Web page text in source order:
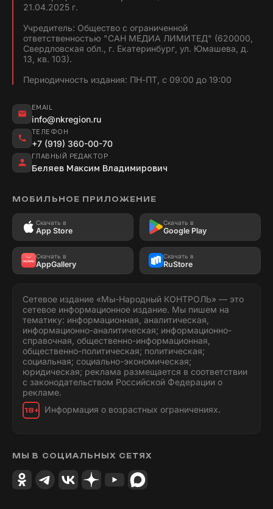
21.04.2025 г.
Учредитель: Общество с ограниченной
ответственностью "САН МЕДИА ЛИМИТЕД" (620000,
Свердловская обл., г. Екатеринбург, ул. Юмашева, д.
13, кв. 103).
Периодичность издания: ПН-ПТ, с 09:00 до 19:00
EMAIL
info@nkregion.ru
ТЕЛЕФОН
+7 (919) 360-00-70
ГЛАВНЫЙ РЕДАКТОР
Беляев Максим Владимирович
МОБИЛЬНОЕ ПРИЛОЖЕНИЕ
Скачать в
App Store
Скачать в
Google Play
Скачать в
AppGallery
Скачать в
RuStore
Сетевое издание «Мы-Народный КОНТРОЛЬ» — это
сетевое информационное издание. Мы пишем на
тематику: информационная, аналитическая,
информационно-аналитическая; информационно-
справочная, общественно-информационная,
общественно-политическая; политическая;
социальная; социально-экономическая;
юридическая; реклама размещается в соответствии
с законодательством Российской Федерации о
рекламе.
18+ Информация о возрастных ограничениях.
МЫ В СОЦИАЛЬНЫХ СЕТЯХ